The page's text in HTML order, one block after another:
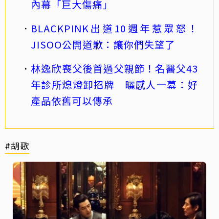
內幕「巨大傷痛」
BLACKPINK出道10週年惹眾怒！
JISOO公開道歉：讓你們失望了
林逸欣喪父後首過父親節！名醫父43
年診所熄燈卸招牌 曬感人一幕：好
產品依舊可以傳承
#胡歌